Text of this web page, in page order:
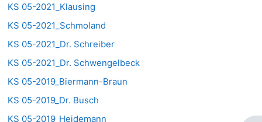
KS 05-2021_Klausing
KS 05-2021_Schmoland
KS 05-2021_Dr. Schreiber
KS 05-2021_Dr. Schwengelbeck
KS 05-2019_Biermann-Braun
KS 05-2019_Dr. Busch
KS 05-2019_Heidemann